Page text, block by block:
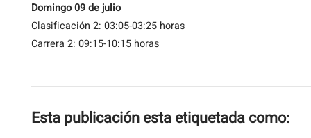
Domingo 09 de julio
Clasificación 2: 03:05-03:25 horas
Carrera 2: 09:15-10:15 horas
Esta publicación esta etiquetada como: